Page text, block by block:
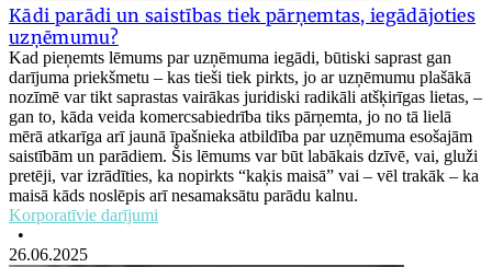
Kādi parādi un saistības tiek pārņemtas, iegādājoties
uzņēmumu?
Kad pieņemts lēmums par uzņēmuma iegādi, būtiski saprast gan
darījuma priekšmetu – kas tieši tiek pirkts, jo ar uzņēmumu plašākā
nozīmē var tikt saprastas vairākas juridiski radikāli atšķirīgas lietas, –
gan to, kāda veida komercsabiedrība tiks pārņemta, jo no tā lielā
mērā atkarīga arī jaunā īpašnieka atbildība par uzņēmuma esošajām
saistībām un parādiem. Šis lēmums var būt labākais dzīvē, vai, gluži
pretēji, var izrādīties, ka nopirkts “kaķis maisā” vai – vēl trakāk – ka
maisā kāds noslēpis arī nesamaksātu parādu kalnu.
Korporatīvie darījumi
•
26.06.2025